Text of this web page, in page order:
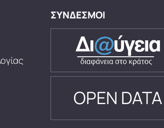
ΣΥΝΔΕΣΜΟΙ
OPEN DATA